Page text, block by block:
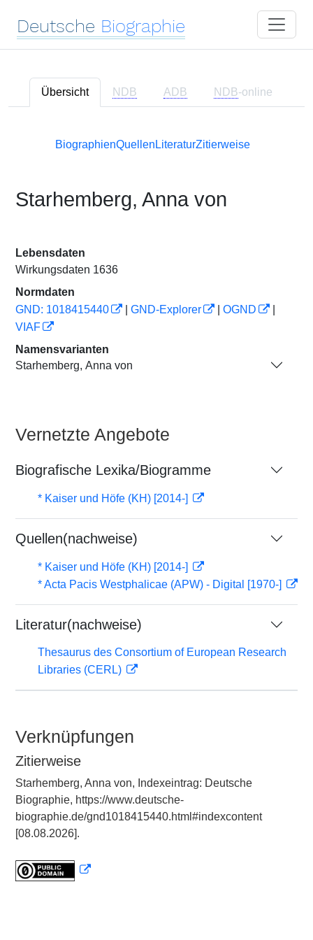
Deutsche Biographie
Übersicht NDB ADB NDB-online
BiographienQuellen LiteraturZitierweise
Starhemberg, Anna von
Lebensdaten
Wirkungsdaten 1636
Normdaten
GND: 1018415440
GND-Explorer OGND
VIAF
Namensvarianten
Starhemberg, Anna von
Vernetzte Angebote
Biografische Lexika/Biogramme
* Kaiser und Höfe (KH) [2014-]
Quellen(nachweise)
* Kaiser und Höfe (KH) [2014-]
* Acta Pacis Westphalicae (APW) - Digital [1970-]
Literatur(nachweise)
Thesaurus des Consortium of European Research
Libraries (CERL)
Verknüpfungen
Zitierweise
Starhemberg, Anna von, Indexeintrag: Deutsche
Biographie, https://www.deutsche-
biographie.de/gnd1018415440.html#indexcontent
[08.08.2026].